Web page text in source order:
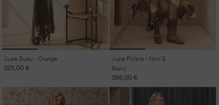
Jupe Susu - Orange
Prix
325,00 €
Jupe Polera - Noir &
Blanc
Prix
habituel
395,00 €